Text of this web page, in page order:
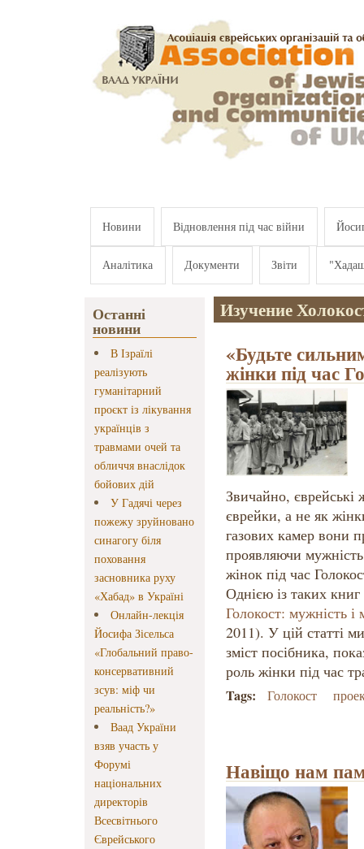
Новини Відновлення під час війни
Аналітика Документи Звіти
Останні
новини
В Ізраїлі
реалізують
гуманітарний
проєкт із лікування
українців з
травмами очей та
обличчя внаслідок
бойових дій
У Гадячі через
пожежу зруйновано
синагогу біля
поховання
засновника руху
«Хабад» в Україні
Онлайн-лекція
Йосифа Зісельса
«Глобальний право-
консервативний
зсув: міф чи
реальність?»
Ваад України
взяв участь у
Форумі
національних
директорів
Всесвітнього
Єврейського
Изучение
«Будьте
жінки під час
Звичайно,
єврейки, а не як
газових камер вони
проявляючи
жінок під час
Однією із таких
Голокост: мужність і
2011). У цій статті
зміст посібника,
роль жінки під час
Tags: Голокост
Навіщо нам